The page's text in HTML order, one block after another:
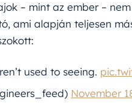
– mint az ember –
ami alapján teljesen
used to seeing.
November